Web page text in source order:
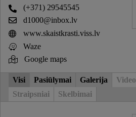
(+371) 29545545
d1000@inbox.lv
www.skaistkrasti.viss.lv
Waze
Google maps
Visi Pasiūlymai Galerija Video
Straipsniai
Skelbimai